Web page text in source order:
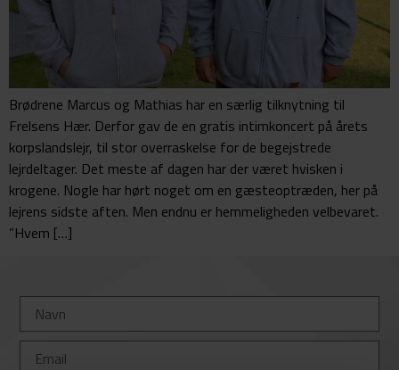
Brødrene Marcus og Mathias har en særlig tilknytning til
Frelsens Hær. Derfor gav de en gratis intimkoncert på årets
korpslandslejr, til stor overraskelse for de begejstrede
lejrdeltager. Det meste af dagen har der været hvisken i
krogene. Nogle har hørt noget om en gæsteoptræden, her på
lejrens sidste aften. Men endnu er hemmeligheden velbevaret.
”Hvem […]